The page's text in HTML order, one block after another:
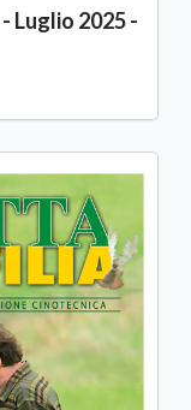
Luglio 2025 -